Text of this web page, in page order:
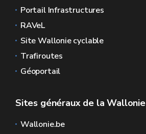
Portail Infrastructures
RAVeL
Site Wallonie cyclable
Trafiroutes
Géoportail
Sites généraux de la Wallonie
Wallonie.be